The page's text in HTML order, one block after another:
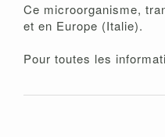
Ce microorganisme,
et en Europe (Italie).
Pour toutes les